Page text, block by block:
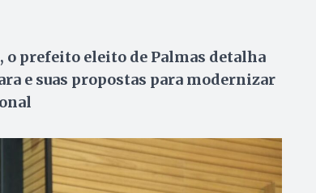
prefeito eleito de Palmas detalha
e suas propostas para modernizar